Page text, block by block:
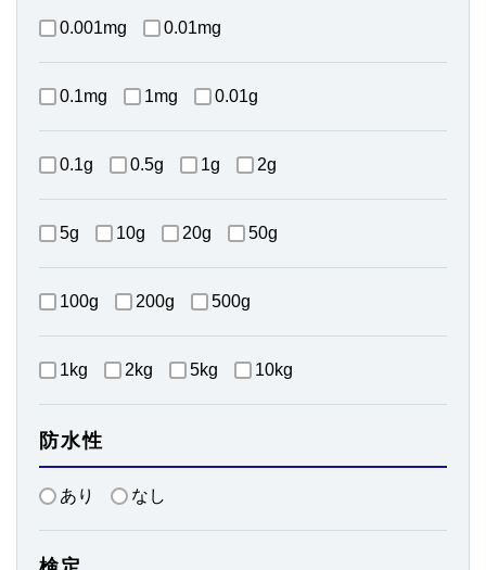
0.001mg 0.01mg
0.1mg 1mg 0.01g
0.1g 0.5g 1g 2g
5g 10g 20g 50g
100g 200g 500g
1kg 2kg 5kg 10kg
防水性
あり なし